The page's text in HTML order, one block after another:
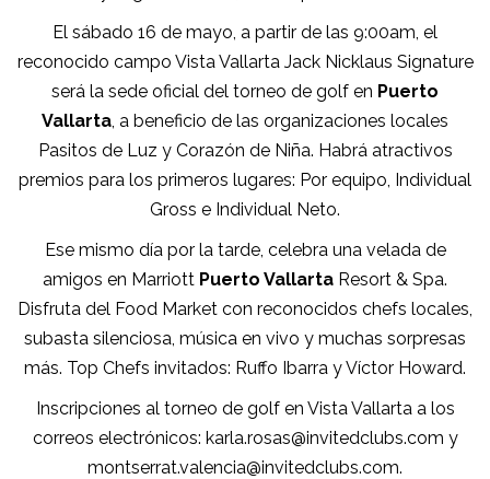
El sábado 16 de mayo, a partir de las 9:00am, el
reconocido campo Vista Vallarta Jack Nicklaus Signature
será la sede oficial del torneo de golf en Puerto
Vallarta, a beneficio de las organizaciones locales
Pasitos de Luz y Corazón de Niña. Habrá atractivos
premios para los primeros lugares: Por equipo, Individual
Gross e Individual Neto.
Ese mismo día por la tarde, celebra una velada de
amigos en Marriott Puerto Vallarta Resort & Spa.
Disfruta del Food Market con reconocidos chefs locales,
subasta silenciosa, música en vivo y muchas sorpresas
más. Top Chefs invitados: Ruffo Ibarra y Víctor Howard.
Inscripciones al torneo de golf en Vista Vallarta a los
correos electrónicos: karla.rosas@invitedclubs.com y
montserrat.valencia@invitedclubs.com.